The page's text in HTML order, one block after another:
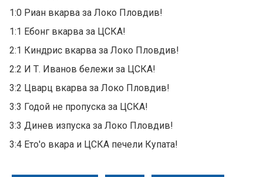
1:0 Риан вкарва за Локо Пловдив!
1:1 Ебонг вкарва за ЦСКА!
2:1 Киндрис вкарва за Локо Пловдив!
2:2 И Т. Иванов бележи за ЦСКА!
3:2 Цварц вкарва за Локо Пловдив!
3:3 Годой не пропуска за ЦСКА!
3:3 Динев изпуска за Локо Пловдив!
3:4 Ето'о вкара и ЦСКА печели Купата!